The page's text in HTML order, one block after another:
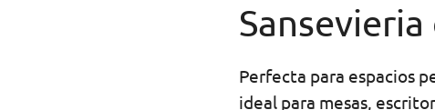
Sansevieria
Perfecta para espacios
ideal para mesas,